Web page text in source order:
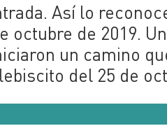
Así lo
de 2019.
un camino
del 25 de